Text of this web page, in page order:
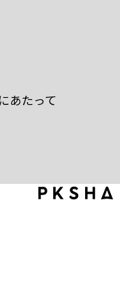
あたって